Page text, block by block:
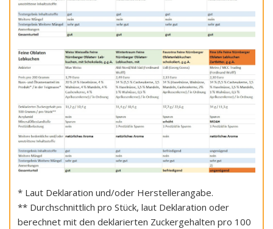
* Laut Deklaration und/oder Herstellerangabe.
** Durchschnittlich pro Stück, laut Deklaration oder
berechnet mit den deklarierten Zuckergehalten pro 100